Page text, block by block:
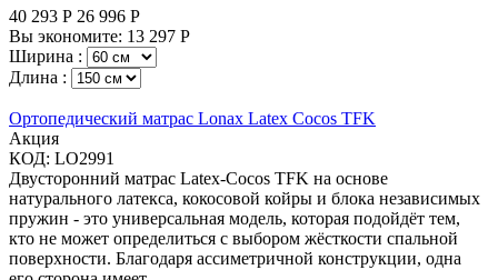
40 293 Р 26 996 Р
Вы экономите: 13 297 Р
Ширина :
Длина :
Ортопедический матрас Lonax Latex Cocos TFK
Aкция
КОД: LO2991
Двусторонний матрас Latex-Cocos TFK на основе
натурального латекса, кокосовой койры и блока независимых
пружин - это универсальная модель, которая подойдёт тем,
кто не может определиться с выбором жёсткости спальной
поверхности. Благодаря ассиметричной конструкции, одна